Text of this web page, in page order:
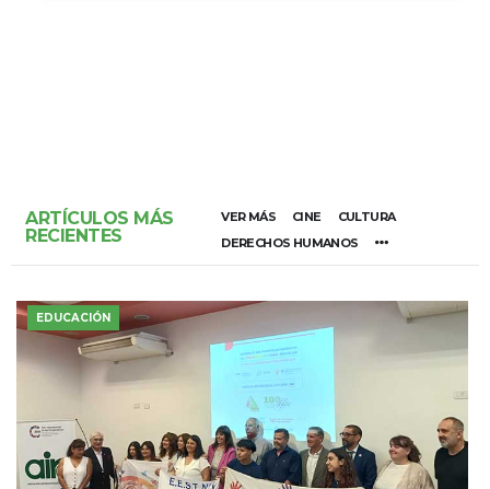
ARTÍCULOS MÁS
RECIENTES
VER MÁS CINE
CULTURA
DERECHOS HUMANOS
EDUCACIÓN